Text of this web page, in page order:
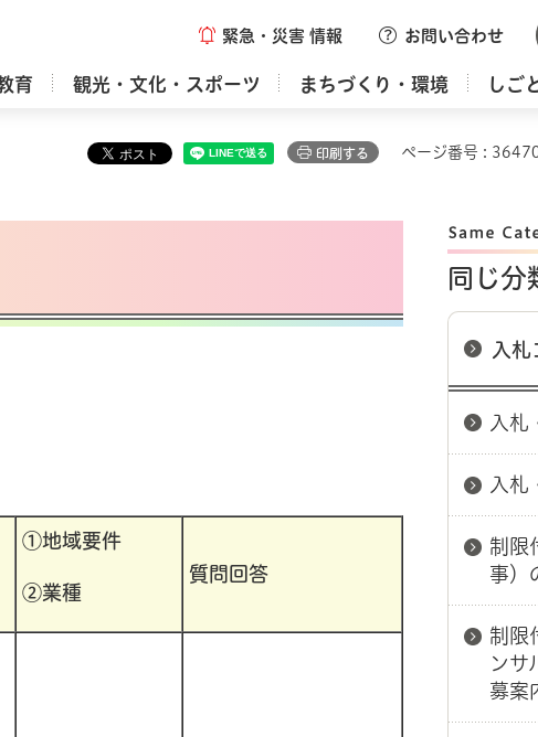
緊急・災害 情報 お問い合わせ
育 観光・文化・スポーツ まちづくり・環境 しご
印刷する ページ番号 :
①地域要件
②業種
質問回答
同じ分
入札
入札
入札
制限
事）
制限
ンサ
募案